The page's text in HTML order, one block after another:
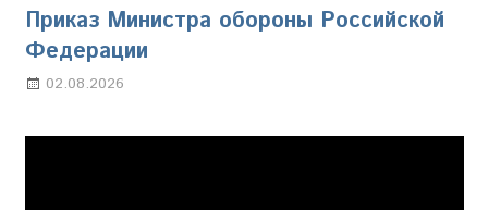
Приказ Министра обороны Российской
Федерации
02.08.2026